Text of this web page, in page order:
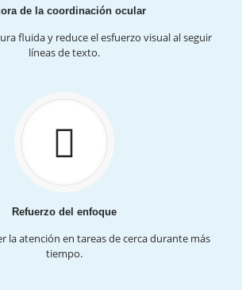
de la coordinación ocular
fluida y reduce el esfuerzo visual al seguir
líneas de texto.
Refuerzo del enfoque
la atención en tareas de cerca durante más
tiempo.